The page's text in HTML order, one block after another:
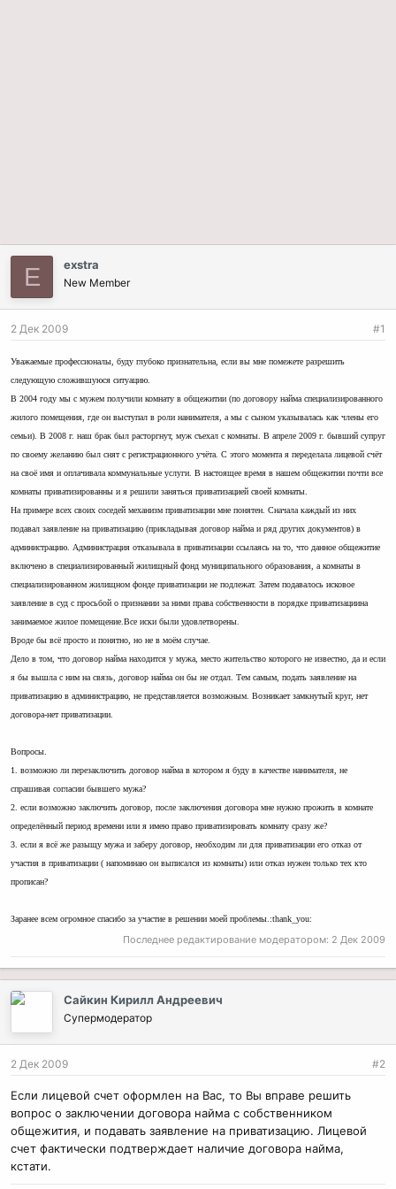
E exstra
New Member
2 Дек 2009 #1
Уважаемые профессионалы, буду глубоко признательна, если вы мне помежете разрешить
следующую сложившуюся ситуацию.
В 2004 году мы с мужем получили комнату в общежитии (по договору найма специализированного
жилого помещения, где он выступал в роли нанимателя, а мы с сыном указывалась как члены его
семьи). В 2008 г. наш брак был расторгнут, муж съехал с комнаты. В апреле 2009 г. бывший супруг
по своему желанию был снят с регистрационного учёта. С этого момента я переделала лицевой счёт
на своё имя и оплачивала коммунальные услуги. В настоящее время в нашем общежитии почти все
комнаты приватизированны и я решили заняться приватизацией своей комнаты.
На примере всех своих соседей механизм приватизации мне понятен. Сначала каждый из них
подавал заявление на приватизацию (прикладывая договор найма и ряд других документов) в
администрацию. Администрация отказывала в приватизации ссылаясь на то, что данное общежитие
включено в специализированный жилищный фонд муниципального образования, а комнаты в
специализированном жилищном фонде приватизации не подлежат. Затем подавалось исковое
заявление в суд с просьбой о признании за ними права собственности в порядке приватизациина
занимаемое жилое помещение.Все иски были удовлетворены.
Вроде бы всё просто и понятно, но не в моём случае.
Дело в том, что договор найма находится у мужа, место жительство которого не известно, да и если
я бы вышла с ним на связь, договор найма он бы не отдал. Тем самым, подать заявление на
приватизацию в администрацию, не представляется возможным. Возникает замкнутый круг, нет
договора-нет приватизации.
Вопросы.
1. возможно ли перезаключить договор найма в котором я буду в качестве нанимателя, не
спрашивая согласии бывшего мужа?
2. если возможно заключить договор, после заключения договора мне нужно прожить в комнате
определённый период времени или я имею право приватизировать комнату сразу же?
3. если я всё же разыщу мужа и заберу договор, необходим ли для приватизации его отказ от
участия в приватизации ( напоминаю он выписался из комнаты) или отказ нужен только тех кто
прописан?
Заранее всем огромное спасибо за участие в решении моей проблемы.:thank_you:
Последнее редактирование модератором: 2 Дек 2009
Сайкин Кирилл Андреевич
Супермодератор
2 Дек 2009 #2
Если лицевой счет оформлен на Вас, то Вы вправе решить
вопрос о заключении договора найма с собственником
общежития, и подавать заявление на приватизацию. Лицевой
счет фактически подтверждает наличие договора найма,
кстати.